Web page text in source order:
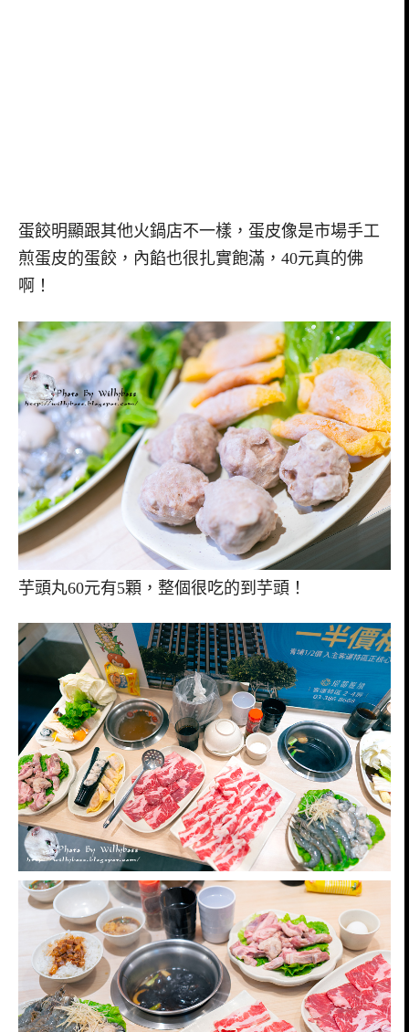
蛋餃明顯跟其他火鍋店不一樣，蛋皮像是市場手工
煎蛋皮的蛋餃，內餡也很扎實飽滿，40元真的佛
啊！
芋頭丸60元有5顆，整個很吃的到芋頭！